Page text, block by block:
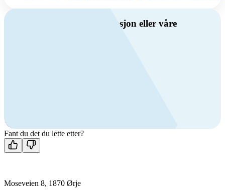
Har du spørsmål om ventilasjon eller våre
Kontakt oss
Fant du det du lette etter?
Moseveien 8, 1870 Ørje